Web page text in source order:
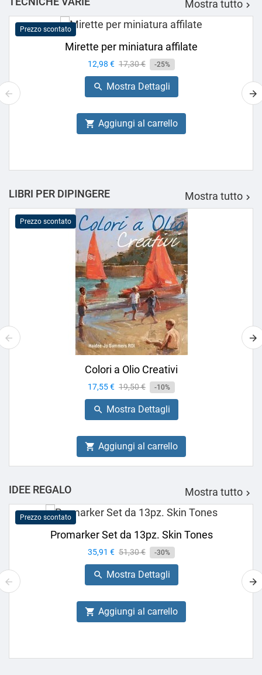
Mostra tutto 
Prezzo scontato
Mirette per miniatura affilate
Prezzo
12,98 € Prezzo
base
17,30 € -25%
 Mostra Dettagli
 Aggiungi al carrello
LIBRI PER DIPINGERE Mostra tutto 
Prezzo scontato
Colori a Olio Creativi
Prezzo
17,55 € Prezzo
base
19,50 € -10%
 Mostra Dettagli
 Aggiungi al carrello
IDEE REGALO Mostra tutto 
Prezzo scontato
Promarker Set da 13pz. Skin Tones
Prezzo
35,91 € Prezzo
base
51,30 € -30%
 Mostra Dettagli
 Aggiungi al carrello